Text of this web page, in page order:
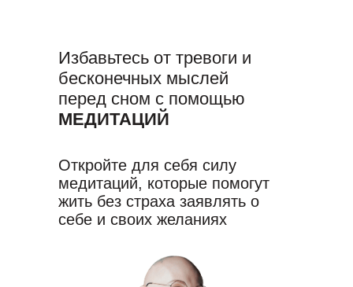
Избавьтесь от тревоги и
бесконечных мыслей
перед сном с помощью
МЕДИТАЦИЙ
Откройте для себя силу
медитаций, которые помогут
жить без страха заявлять о
себе и своих желаниях